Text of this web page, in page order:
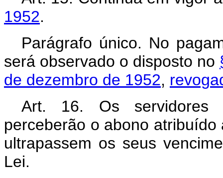
1952.
Parágrafo único. No
será observado o disposto no
de dezembro de 1952,
Art. 16. Os servidores
perceberão o abono
ultrapassem os seus
Lei.